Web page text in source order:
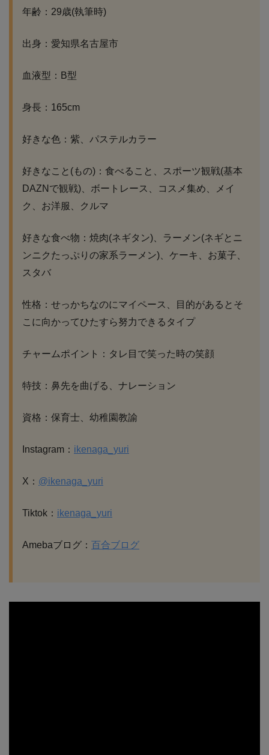
年齢：29歳(執筆時)
出身：愛知県名古屋市
血液型：B型
身長：165cm
好きな色：紫、パステルカラー
好きなこと(もの)：食べること、スポーツ観戦(基本
DAZNで観戦)、ボートレース、コスメ集め、メイ
ク、お洋服、クルマ
好きな食べ物：焼肉(ネギタン)、ラーメン(ネギとニ
ンニクたっぷりの家系ラーメン)、ケーキ、お菓子、
スタバ
性格：せっかちなのにマイペース、目的があるとそ
こに向かってひたすら努力できるタイプ
チャームポイント：タレ目で笑った時の笑顔
特技：鼻先を曲げる、ナレーション
資格：保育士、幼稚園教諭
Instagram： ikenaga_yuri
X： @ikenaga_yuri
Tiktok： ikenaga_yuri
Amebaブログ： 百合ブログ